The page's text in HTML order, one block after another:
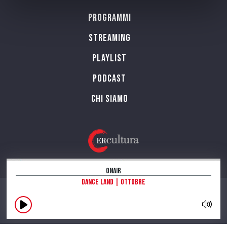
OnAir
Dance land | Ottobre
Programmi
Streaming
Playlist
PODCAST
Chi siamo